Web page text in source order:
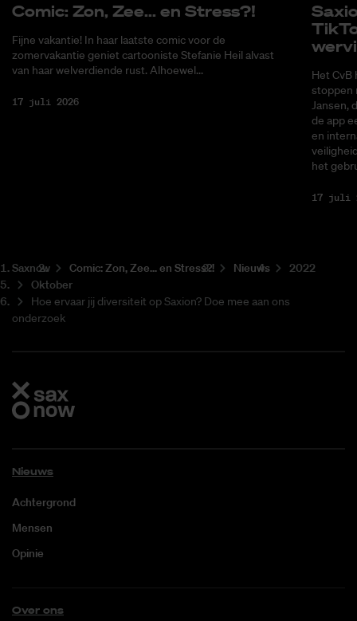
Co­mic: Zon, Zee... en Stress?!
Fijne vakantie! In haar laatste comic voor de
zomervakantie geniet cartooniste Stefanie Heil alvast
van haar welverdiende rust. Alhoewel...
17 juli 2026
Het CvB
stoppen
Jansen,
de app
en
het
17 juli
Saxnow Co­mic: Zon, Zee... en Stress?! Nieuws
2022
Oktober
Hoe ervaar jij diversiteit op Saxion? Doe mee aan ons
onderzoek
Nieuws
Achtergrond
Mensen
Opinie
Over ons